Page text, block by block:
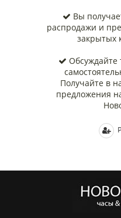
Вы
распродажи и
закрытых
Обсуждайте
Получайте в
предложения